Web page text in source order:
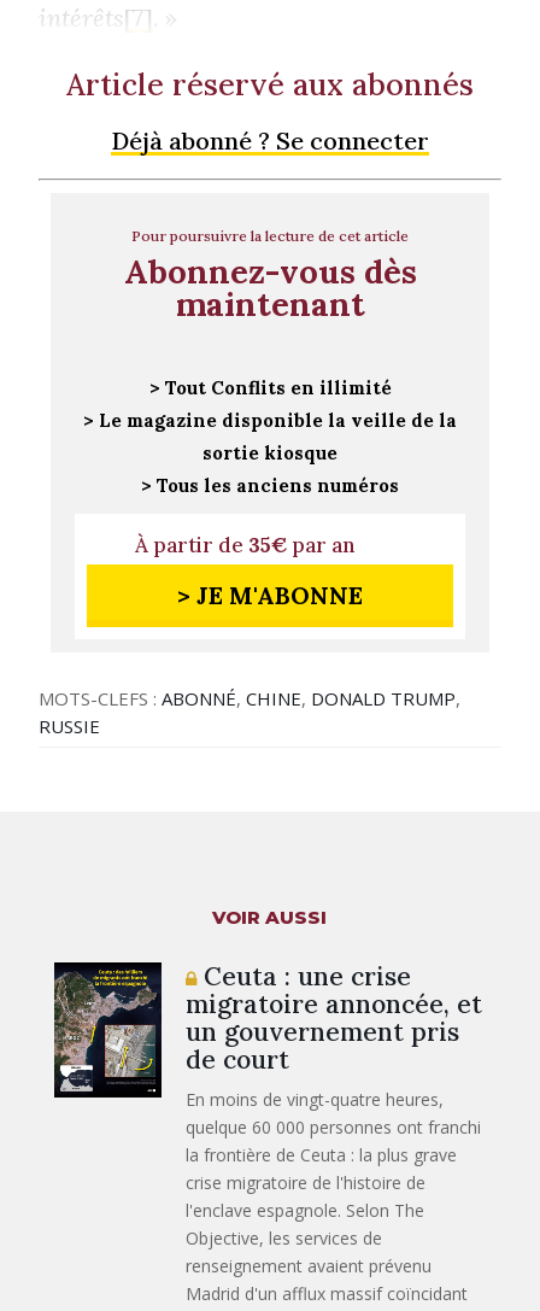
intérêts[7] . »
Article réservé aux abonnés
Déjà abonné ? Se connecter
Pour poursuivre la lecture de cet article
Abonnez-vous dès
maintenant
> Tout Conflits en illimité
> Le magazine disponible la veille de la
sortie kiosque
> Tous les anciens numéros
À partir de 35€par an
> JE M'ABONNE
MOTS-CLEFS :ABONNÉ,CHINE, DONALD TRUMP,
RUSSIE
VOIR AUSSI
Ceuta : une crise
migratoire annoncée, et
un gouvernement pris
de court
En moins de vingt-quatre heures,
quelque 60 000 personnes ont franchi
la frontière de Ceuta : la plus grave
crise migratoire de l'histoire de
l'enclave espagnole. Selon The
Objective, les services de
renseignement avaient prévenu
Madrid d'un afflux massif coïncidant